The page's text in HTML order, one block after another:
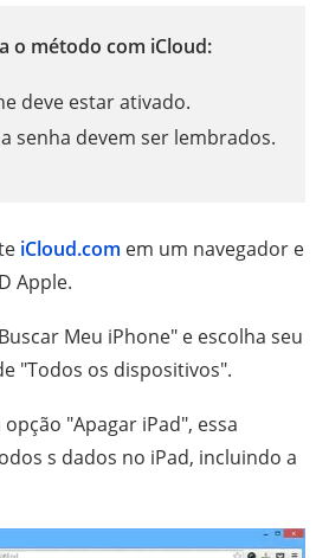
o método com iCloud:
deve estar ativado.
senha devem ser lembrados.
iCloud.com em um navegador e
Apple.
Meu iPhone" e escolha seu
"Todos os dispositivos".
opção "Apagar iPad", essa
s dados no iPad, incluindo a